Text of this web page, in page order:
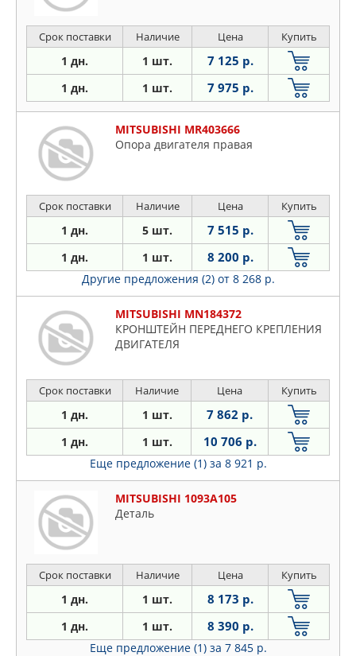
Срок поставки Наличие Цена Купить
1 дн. 1 шт. 7 125 р.
1 дн. 1 шт. 7 975 р.
MITSUBISHI MR403666
Опора двигателя правая
Срок поставки Наличие Цена Купить
1 дн. 5 шт. 7 515 р.
1 дн. 1 шт. 8 200 р.
Другие предложения (2) от 8 268 р.
MITSUBISHI MN184372
КРОНШТЕЙН ПЕРЕДНЕГО КРЕПЛЕНИЯ
ДВИГАТЕЛЯ
Срок поставки Наличие Цена Купить
1 дн. 1 шт. 7 862 р.
1 дн. 1 шт. 10 706 р.
Еще предложение (1) за 8 921 р.
MITSUBISHI 1093A105
Деталь
Срок поставки Наличие Цена Купить
1 дн. 1 шт. 8 173 р.
1 дн. 1 шт. 8 390 р.
Еще предложение (1) за 7 845 р.